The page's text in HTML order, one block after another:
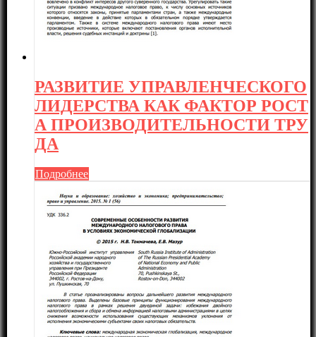
РАЗВИТИЕ УПРАВЛЕНЧЕСКОГО
ЛИДЕРСТВА КАК ФАКТОР РОСТ
А ПРОИЗВОДИТЕЛЬНОСТИ ТРУ
ДА
Подробнее